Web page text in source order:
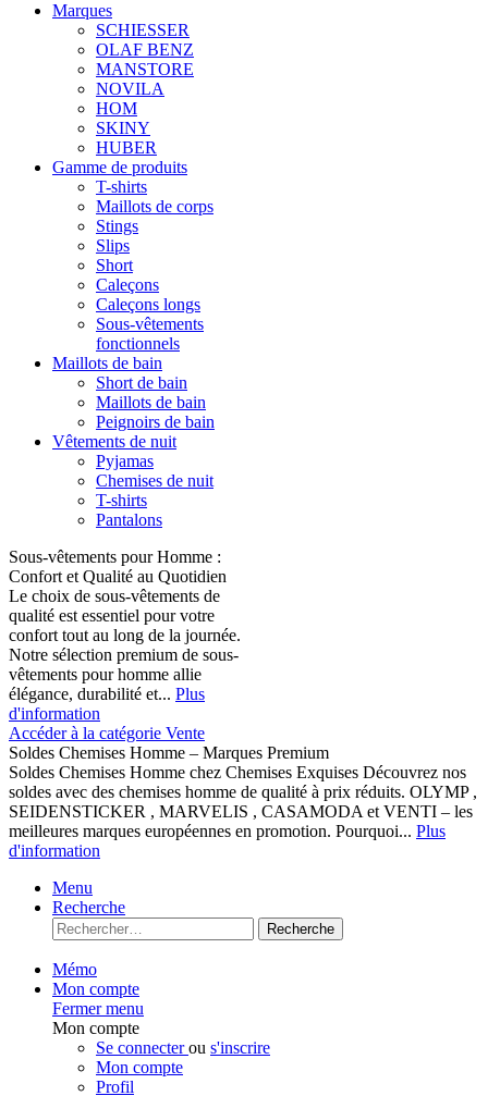
Marques
SCHIESSER
OLAF BENZ
MANSTORE
NOVILA
HOM
SKINY
HUBER
Gamme de produits
T-shirts
Maillots de corps
Stings
Slips
Short
Caleçons
Caleçons longs
Sous-vêtements
fonctionnels
Maillots de bain
Short de bain
Maillots de bain
Peignoirs de bain
Vêtements de nuit
Pyjamas
Chemises de nuit
T-shirts
Pantalons
Sous-vêtements pour Homme :
Confort et Qualité au Quotidien
Le choix de sous-vêtements de
qualité est essentiel pour votre
confort tout au long de la journée.
Notre sélection premium de sous-
vêtements pour homme allie
élégance, durabilité et... Plus
d'information
Accéder à la catégorie Vente
Soldes Chemises Homme – Marques Premium
Soldes Chemises Homme chez Chemises Exquises Découvrez nos
soldes avec des chemises homme de qualité à prix réduits. OLYMP ,
SEIDENSTICKER , MARVELIS , CASAMODA et VENTI – les
meilleures marques européennes en promotion. Pourquoi... Plus
d'information
Menu
Recherche
Recherche
Mémo
Mon compte
Fermer menu
Mon compte
Se connecterou s'inscrire
Mon compte
Profil